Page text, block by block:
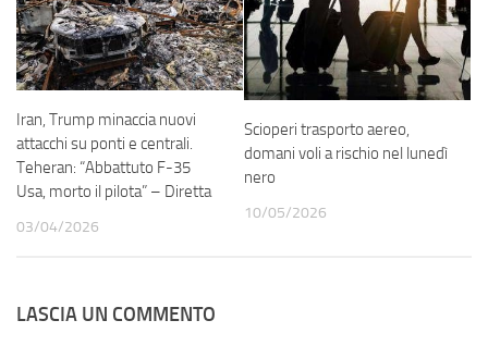
Iran, Trump minaccia nuovi
attacchi su ponti e centrali.
Teheran: “Abbattuto F-35
Usa, morto il pilota” – Diretta
03/04/2026
Scioperi trasporto aereo,
domani voli a rischio nel lunedì
nero
10/05/2026
LASCIA UN COMMENTO